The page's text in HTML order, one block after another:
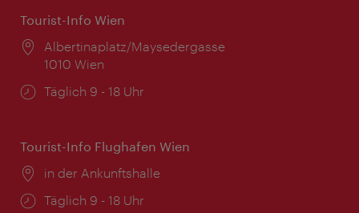
Tourist-Info Wien
Ort:
Albertinaplatz/Maysedergasse
1010 Wien
Öffnungszeiten:
Täglich 9 - 18 Uhr
Tourist-Info Flughafen Wien
Ort:
in der Ankunftshalle
Öffnungszeiten:
Täglich 9 - 18 Uhr